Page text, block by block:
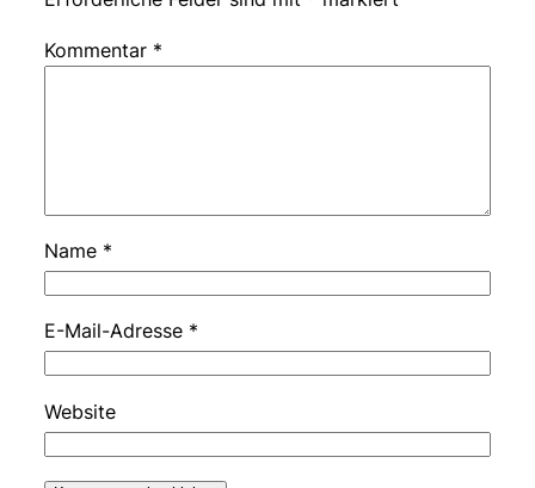
Kommentar *
Name *
E-Mail-Adresse *
Website